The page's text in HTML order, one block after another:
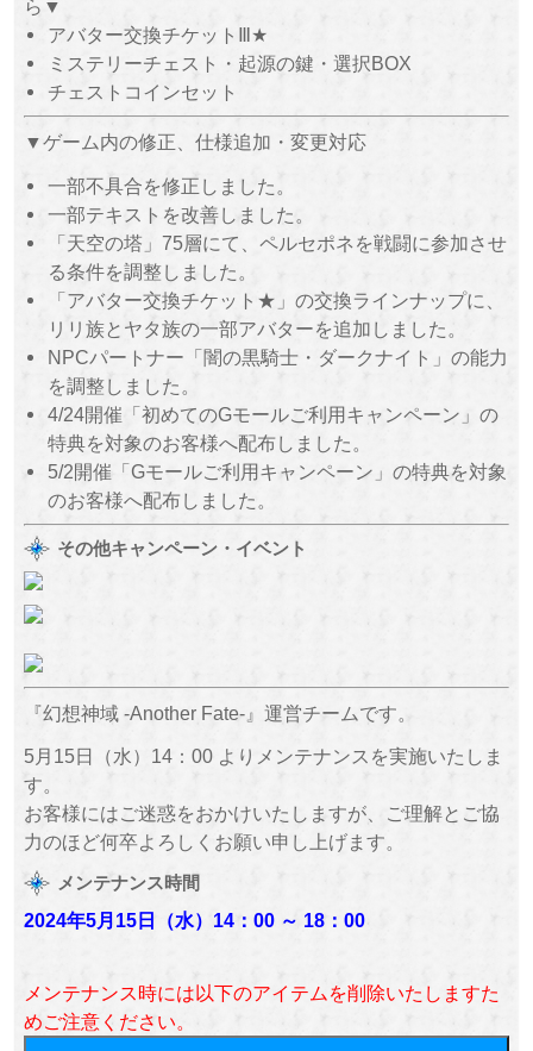
ら▼
アバター交換チケットⅢ★
ミステリーチェスト・起源の鍵・選択BOX
チェストコインセット
▼ゲーム内の修正、仕様追加・変更対応
一部不具合を修正しました。
一部テキストを改善しました。
「天空の塔」75層にて、ペルセポネを戦闘に参加させ
る条件を調整しました。
「アバター交換チケット★」の交換ラインナップに、
リリ族とヤタ族の一部アバターを追加しました。
NPCパートナー「闇の黒騎士・ダークナイト」の能力
を調整しました。
4/24開催「初めてのGモールご利用キャンペーン」の
特典を対象のお客様へ配布しました。
5/2開催「Gモールご利用キャンペーン」の特典を対象
のお客様へ配布しました。
その他キャンペーン・イベント
『幻想神域 -Another Fate-』運営チームです。
5月15日（水）14：00 よりメンテナンスを実施いたしま
す。
お客様にはご迷惑をおかけいたしますが、ご理解とご協
力のほど何卒よろしくお願い申し上げます。
メンテナンス時間
2024年5月15日（水） 14：00 ～ 18：00
メンテナンス時には以下のアイテムを削除いたしますた
めご注意ください。